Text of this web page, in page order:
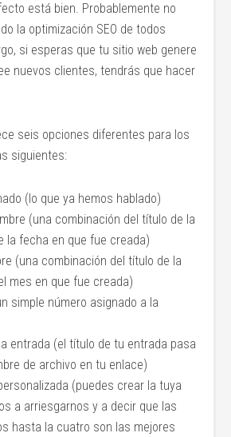
está bien. Probablemente no
la optimización SEO de todos
si esperas que tu sitio web genere
nuevos clientes, tendrás que hacer
seis opciones diferentes para los
siguientes:
(lo que ya hemos hablado)
(una combinación del título de la
la fecha en que fue creada)
(una combinación del título de la
mes en que fue creada)
simple número asignado a la
entrada (el título de tu entrada pasa
de archivo en tu enlace)
(puedes crear la tuya
a arriesgarnos y a decir que las
hasta la cuatro son las mejores